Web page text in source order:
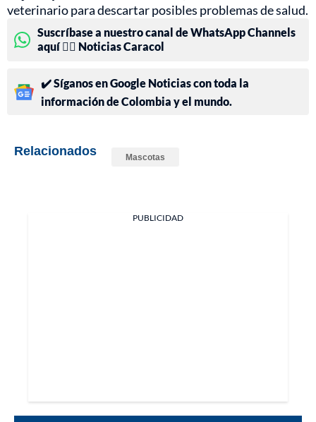
veterinario para descartar posibles problemas de salud.
Suscríbase a nuestro canal de WhatsApp Channels
aquí 👉🏻 Noticias Caracol
✔️ Síganos en Google Noticias con toda la
información de Colombia y el mundo.
Relacionados Mascotas
PUBLICIDAD